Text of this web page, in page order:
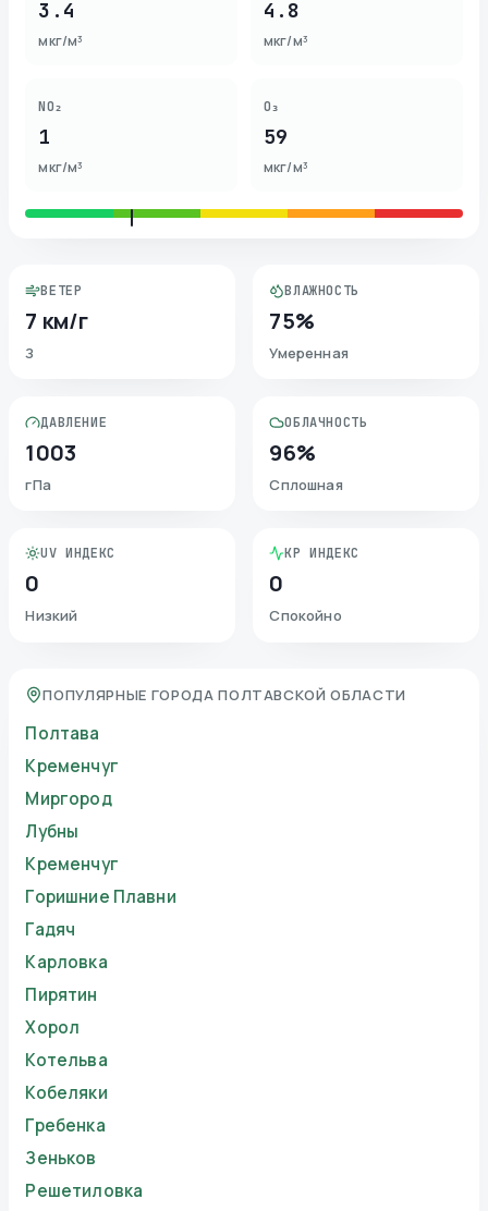
3.4
мкг/м³
4.8
мкг/м³
NO₂
1
мкг/м³
O₃
59
мкг/м³
ВЕТЕР
7 км/г
З
ВЛАЖНОСТЬ
75%
Умеренная
ДАВЛЕНИЕ
1003
гПа
ОБЛАЧНОСТЬ
96%
Сплошная
UV ИНДЕКС
0
Низкий
KP ИНДЕКС
0
Спокойно
ПОПУЛЯРНЫЕ ГОРОДА ПОЛТАВСКОЙ ОБЛАСТИ
Полтава
Кременчуг
Миргород
Лубны
Кременчуг
Горишние Плавни
Гадяч
Карловка
Пирятин
Хорол
Котельва
Кобеляки
Гребенка
Зеньков
Решетиловка